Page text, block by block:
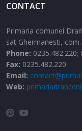
CONTACT
Primaria comunei
sat Ghermanesti,
Phone: 0235.482.220;
Fax: 0235.482.220
Email:
Web: